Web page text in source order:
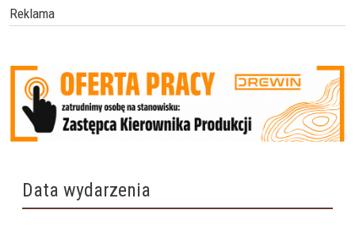
Reklama
Data wydarzenia